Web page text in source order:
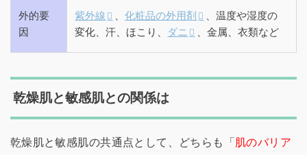
外的要
因
紫外線 、化粧品の外用剤
、温度や湿度の
変化、汗、ほこり、 ダニ 、金属、衣類など
乾燥肌と敏感肌との関係は
乾燥肌と敏感肌の共通点として、どちらも「肌のバリア